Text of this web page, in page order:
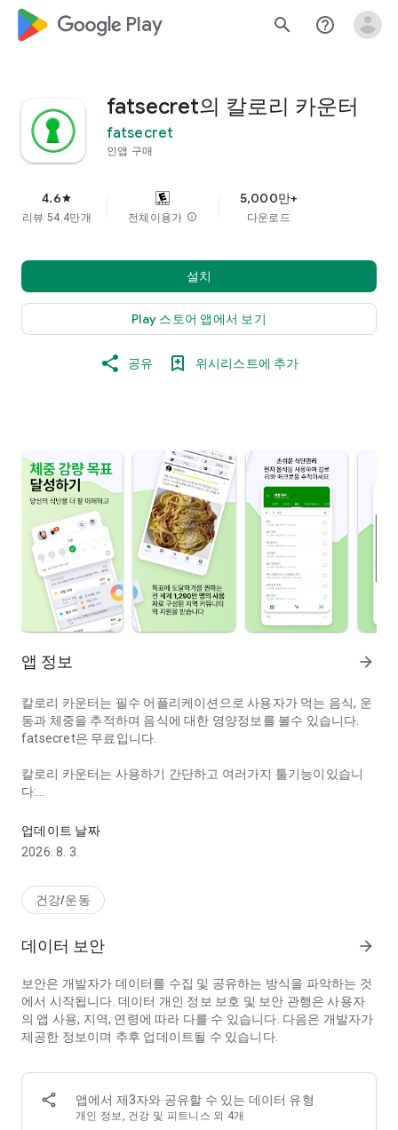
google_logo Play search help_outline
fatsecret의 칼로리 카운터
fatsecret
인앱 구매
4.6star
리뷰 54.4만개 전체이용가 info
5,000만+
다운로드
설치
Play 스토어 앱에서 보기
공유 위시리스트에 추가
앱 정보 arrow_forward
칼로리 카운터는 필수 어플리케이션으로 사용자가 먹는 음식, 운
동과 체중을 추적하며 음식에 대한 영양정보를 볼수 있습니다.
fatsecret은 무료입니다.
칼로리 카운터는 사용하기 간단하고 여러가지 툴기능이있습니
다:
로리 영양정보보기 가능
- 바코드 스캐너, 매뉴얼로 바코드입력
- 운동 다이어리 사용으로 칼로리 사용저장
- 다이어트달력으로 칼로리 섭취량과 소모량 보기가능
- 리포트
- 카메라를 사용하여 음식과 식사를 사진으로 기록하세요
- 저널기입으로 진전기록
- 알림
- Facebook 와 Google 로그인
온라인으로 계정동기화해 언제 어디서든 계정 액세스 가능합니
칼로리 카운터를 많이 사용해주셨으면 합니다.
업데이트 날짜
2026. 8. 3.
건강/운동
데이터 보안 arrow_forward
보안은 개발자가 데이터를 수집 및 공유하는 방식을 파악하는 것
에서 시작됩니다. 데이터 개인 정보 보호 및 보안 관행은 사용자
의 앱 사용, 지역, 연령에 따라 다를 수 있습니다. 다음은 개발자가
제공한 정보이며 추후 업데이트될 수 있습니다.
앱에서 제3자와 공유할 수 있는 데이터 유형
개인 정보, 건강 및 피트니스 외 4개